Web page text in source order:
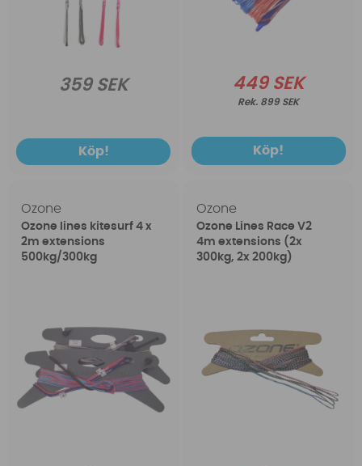
359 SEK
Köp!
449 SEK
899 SEK
Köp!
Ozone
Ozone lines kitesurf 4 x
2m extensions
500kg/300kg
Ozone
Ozone Lines Race V2
4m extensions (2x
300kg, 2x 200kg)